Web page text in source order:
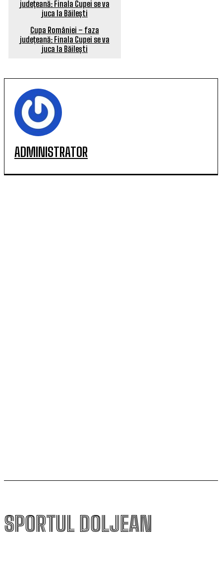
Cupa României – faza
județeană: Finala Cupei se va
juca la Băilești
ADMINISTRATOR
SPORTUL DOLJEAN